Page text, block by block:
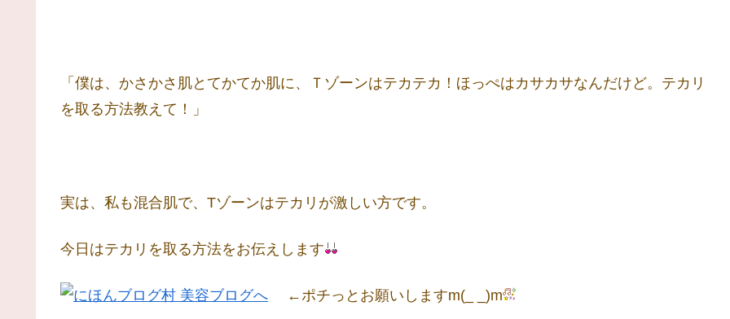
「僕は、かさかさ肌とてかてか肌に、Ｔゾーンはテカテカ！ほっぺはカサカサなんだけど。テカリ
を取る方法教えて！」
実は、私も混合肌で、Tゾーンはテカリが激しい方です。
今日はテカリを取る方法をお伝えします
←ポチっとお願いしますm(_ _)m